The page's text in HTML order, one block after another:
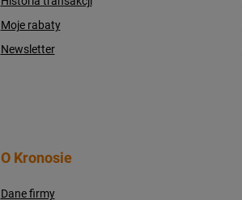
Moje rabaty
Newsletter
O Kronosie
Dane firmy